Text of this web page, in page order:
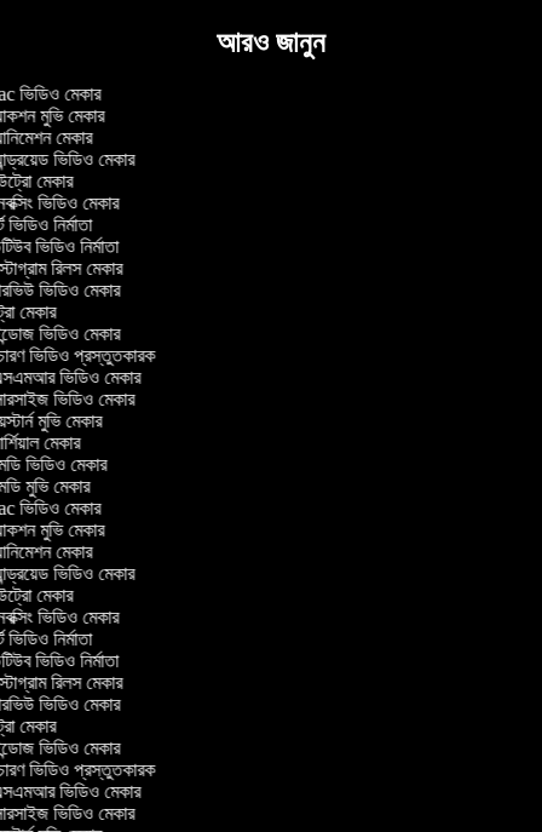
আরও জানুন
ভিডিও মেকার
মুভি মেকার
মেকার
ভিডিও মেকার
মেকার
ভিডিও মেকার
নির্মাতা
ভিডিও নির্মাতা
রিলস মেকার
ভিডিও মেকার
মেকার
ভিডিও মেকার
ভিডিও প্রস্তুতকারক
ভিডিও মেকার
ভিডিও মেকার
মুভি মেকার
মেকার
ভিডিও মেকার
মুভি মেকার
ভিডিও মেকার
মুভি মেকার
মেকার
ভিডিও মেকার
মেকার
ভিডিও মেকার
নির্মাতা
ভিডিও নির্মাতা
রিলস মেকার
ভিডিও মেকার
মেকার
ভিডিও মেকার
ভিডিও প্রস্তুতকারক
ভিডিও মেকার
ভিডিও মেকার